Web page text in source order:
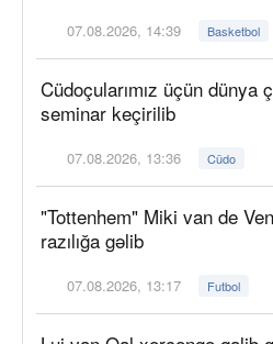
07.08.2026, 14:39 Basketbol
Cüdoçularımız üçün dünya
seminar keçirilib
07.08.2026, 13:36 Cüdo
"Tottenhem" Miki van de
razılığa gəlib
07.08.2026, 13:17 Futbol